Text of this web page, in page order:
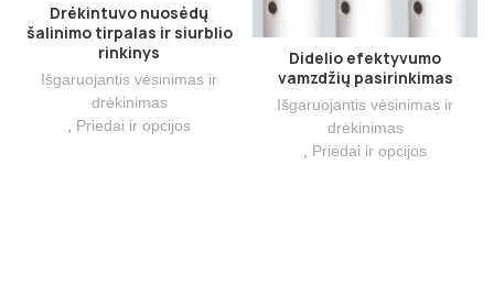
Drėkintuvo nuosėdų
šalinimo tirpalas ir siurblio
rinkinys
Išgaruojantis vėsinimas ir
drėkinimas
, Priedai ir opcijos
Didelio efektyvumo
vamzdžių pasirinkimas
Išgaruojantis vėsinimas ir
drėkinimas
, Priedai ir opcijos